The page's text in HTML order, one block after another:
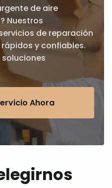
de aire
Nuestros
de reparación
y confiables.
Ahora